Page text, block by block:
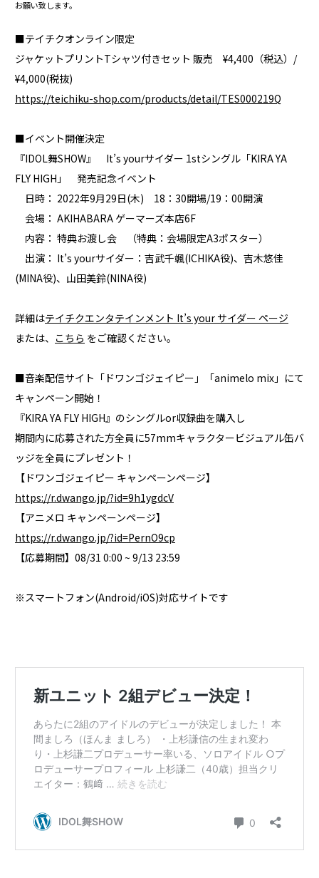
お願い致します。
■テイチクオンライン限定
ジャケットプリントTシャツ付きセット 販売 ¥4,400（税込）/
¥4,000(税抜)
https://teichiku-shop.com/products/detail/TES000219Q
■イベント開催決定
『IDOL舞SHOW』 It’s yourサイダー 1stシングル「KIRA YA
FLY HIGH」 発売記念イベント
日時： 2022年9月29日(木) 18：30開場/19：00開演
会場： AKIHABARA ゲーマーズ本店6F
内容： 特典お渡し会 （特典：会場限定A3ポスター）
出演： It’s yourサイダー：吉武千颯(ICHIKA役)、吉木悠佳
(MINA役)、山田美鈴(NINA役)
詳細はテイチクエンタテインメント It’s your サイダー ページ
または、 こちら をご確認ください。
■音楽配信サイト「ドワンゴジェイピー」「animelo mix」にて
キャンペーン開始！
『KIRA YA FLY HIGH』のシングルor収録曲を購入し
期間内に応募された方全員に57mmキャラクタービジュアル缶バ
ッジを全員にプレゼント！
【ドワンゴジェイピー キャンペーンページ】
https://r.dwango.jp/?id=9h1ygdcV
【アニメロ キャンペーンページ】
https://r.dwango.jp/?id=PernO9cp
【応募期間】08/31 0:00 ~ 9/13 23:59
※スマートフォン(Android/iOS)対応サイトです